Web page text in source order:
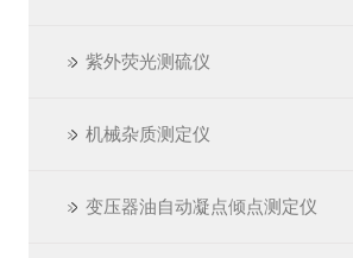
紫外荧光测硫仪
机械杂质测定仪
变压器油自动凝点倾点测定仪